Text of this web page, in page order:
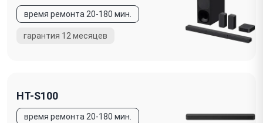
HT-S100